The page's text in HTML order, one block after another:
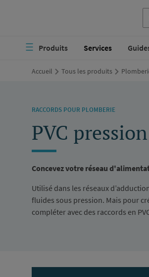
contenu
Navigation
principaleProduits Services
Accueil Tous les produits
RACCORDS POUR PLOMBERIE
PVC pression
Concevez votre réseau
Utilisé dans les réseaux
fluides sous pression. Mais pour
compléter avec des raccords en